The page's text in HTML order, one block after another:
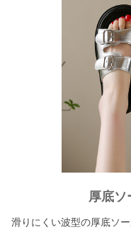
厚底ソ
滑りにくい波型の厚底ソ